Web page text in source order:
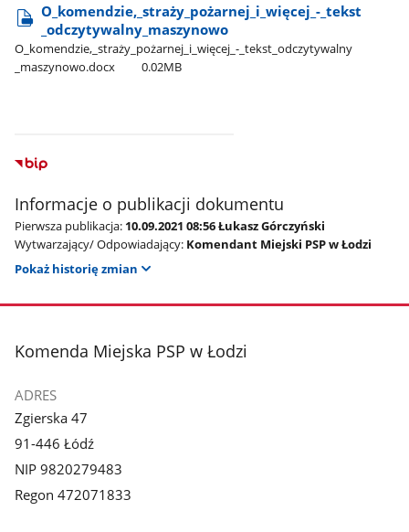
O​_komendzie,​_straży​_pożarnej​_i​_więcej​_-​_tekst​
_odczytywalny​_maszynowo
O​_komendzie,​_straży​_pożarnej​_i​_więcej​_-​_tekst​_odczytywalny​
_maszynowo.docx
0.02MB
Informacje o publikacji dokumentu
Pierwsza publikacja: 10.09.2021 08:56 Łukasz Górczyński
Wytwarzający/ Odpowiadający: Komendant Miejski PSP w Łodzi
Pokaż historię zmian
stopka
Komenda Miejska PSP w Łodzi
ADRES
Zgierska 47
91-446 Łódź
NIP 9820279483
Regon 472071833